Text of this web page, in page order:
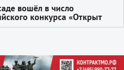
вошёл в число
конкурса «Открыт